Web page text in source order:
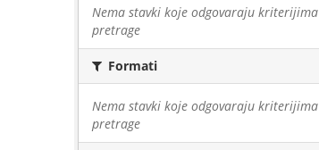
Nema stavki koje odgovaraju kriterijima
pretrage
Formati
Nema stavki koje odgovaraju kriterijima
pretrage